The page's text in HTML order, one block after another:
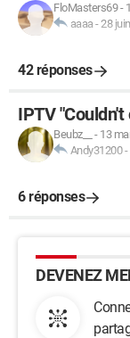
FloMasters69-
aaaa -28
42 réponses
IPTV
Beubz__ - 13
Andy31200-
6 réponses
DEVENEZ